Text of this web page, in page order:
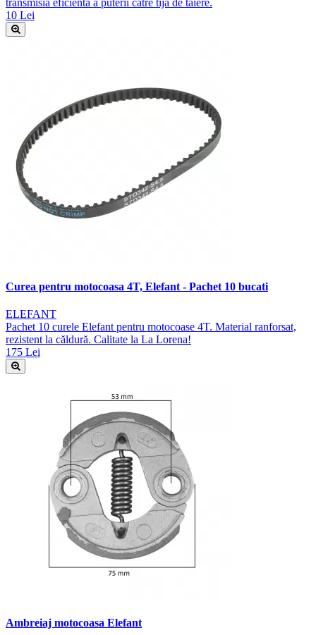
transmisia eficientă a puterii către tija de tăiere.
10 Lei
Curea pentru motocoasa 4T, Elefant - Pachet 10 bucati
ELEFANT
Pachet 10 curele Elefant pentru motocoase 4T. Material ranforsat,
rezistent la căldură. Calitate la La Lorena!
175 Lei
Ambreiaj motocoasa Elefant